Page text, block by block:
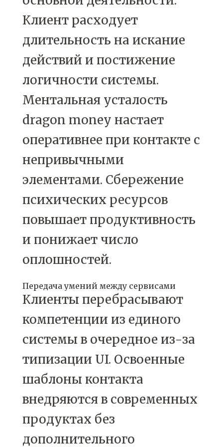
Клиент расходует
длительность на искание
действий и постижение
логичности системы.
Ментальная усталость
dragon money настает
оперативнее при контакте с
непривычными
элементами. Сбережение
психических ресурсов
повышает продуктивность
и понижает число
оплошностей.
Передача умений между сервисами
Клиенты перебрасывают
компетенции из единого
системы в очередное из-за
типизации UI. Освоенные
шаблоны контакта
внедряются в современных
продуктах без
дополнительного